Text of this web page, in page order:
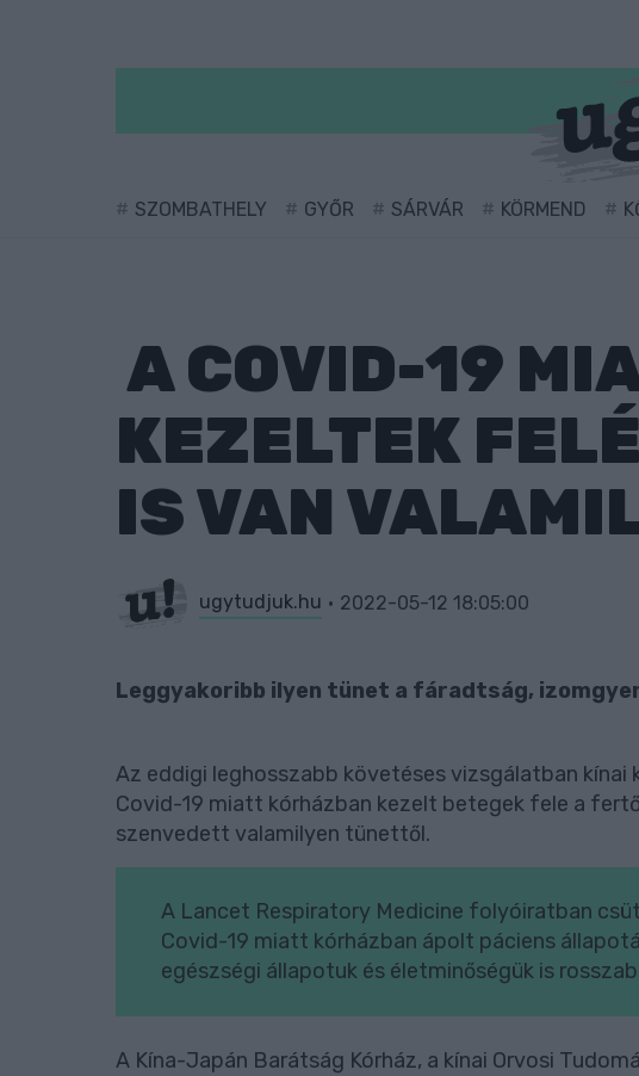
SZOMBATHELY GYŐR SÁRVÁR KÖRMEND
A COVID-19
KEZELTEK
IS VAN
ugytudjuk.hu 2022-05-12 18:05:00
Leggyakoribb ilyen tünet a fáradtság,
Az eddigi leghosszabb követéses vizsgálatban
Covid-19 miatt kórházban kezelt betegek fele a
szenvedett valamilyen tünettől.
A Lancet Respiratory Medicine folyóiratban
Covid-19 miatt kórházban ápolt páciens
egészségi állapotuk és életminőségük is
A Kína-Japán Barátság Kórház, a kínai Orvosi